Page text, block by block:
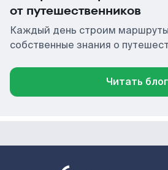
от путешественников
Каждый день строим маршруты
собственные знания о
Читать блог